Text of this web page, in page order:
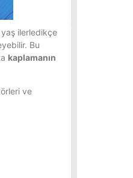
ilerledikçe
Bu
kaplamanın
ve